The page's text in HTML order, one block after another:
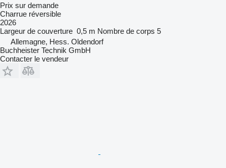
Prix sur demande
Charrue réversible
2026
Largeur de couverture 0,5 m Nombre de corps 5
Allemagne, Hess. Oldendorf
Buchheister Technik GmbH
Contacter le vendeur